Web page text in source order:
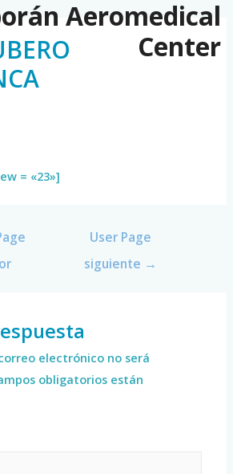
Aeromedical
Center
= «23»]
User Page
siguiente →
electrónico no será
obligatorios están